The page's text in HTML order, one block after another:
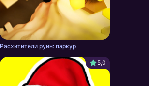
Расхитители руин: паркур
5,0